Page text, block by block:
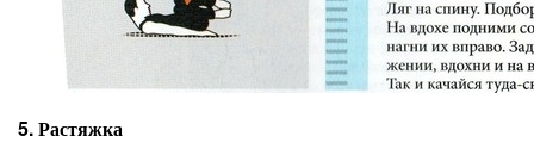
5. Растяжка